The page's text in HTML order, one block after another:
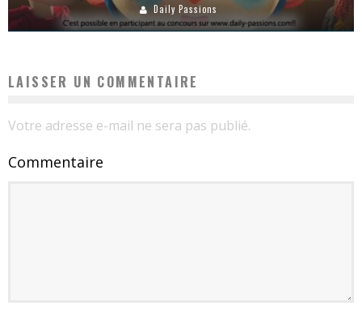
Daily Passions
LAISSER UN COMMENTAIRE
Votre adresse e-mail ne sera pas publié.
Commentaire